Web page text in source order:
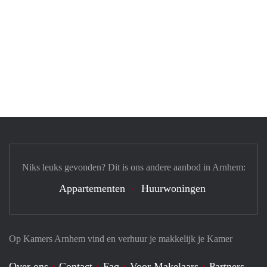
Op Kamers Arnhem vind en verhuur je makkelijk je Kamer
Niks leuks gevonden? Dit is ons andere aanbod in Arnhem:
Appartementen Huurwoningen